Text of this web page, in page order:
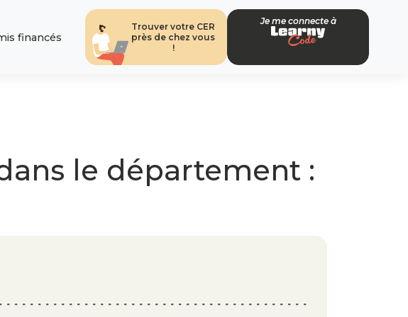
financés
Trouver votre CER
près de chez vous
!
Je me connecte à
le département :